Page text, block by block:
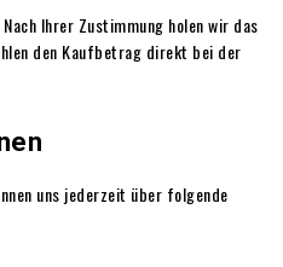
Nach Ihrer Zustimmung holen wir das
den Kaufbetrag direkt bei der
uns jederzeit über folgende